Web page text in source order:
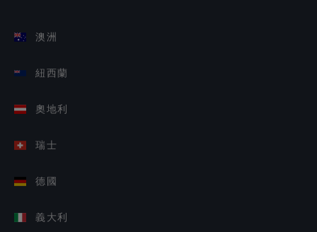
澳洲
紐西蘭
奧地利
瑞士
德國
義大利